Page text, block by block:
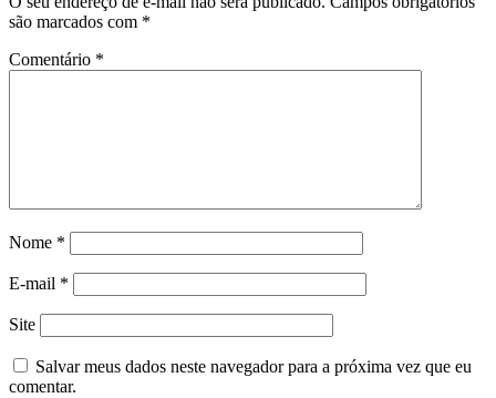
são marcados com *
Comentário *
Nome *
E-mail *
Site
Salvar meus dados neste navegador para a próxima vez que eu
comentar.